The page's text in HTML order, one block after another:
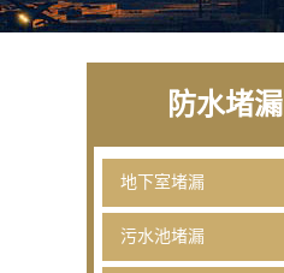
防水堵漏
地下室堵漏
污水池堵漏